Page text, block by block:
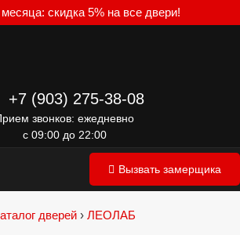
скидка 5% на все двери!
+7 (903) 275-38-08
звонков: ежедневно
с 09:00 до 22:00
Вызвать замерщика
дверей › ЛЕОЛАБ